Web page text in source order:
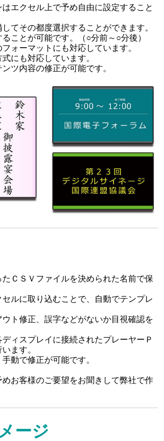
エクセル上で予め自由に設定すること
てその都度選択することができます。
ことが可能です。（○分前～○分後）
ォーマットにも対応しています。
にも対応しています。
ツ内容の修正が可能です。
ＣＳＶファイルを決められた名前で保
ルに取り込むことで、自動でテンプレ
ト修正、誤字などがないか目視確認を
ィスプレイに接続されたプレーヤーＰ
ます。
動で修正が可能です。
お客様のご要望をお聞きして弊社で作
ージ